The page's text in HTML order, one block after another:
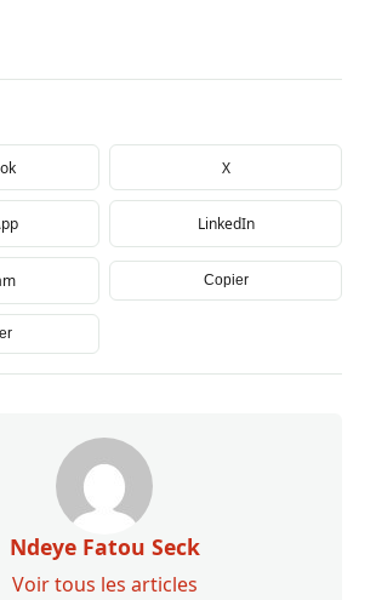
X
LinkedIn
Copier
Ndeye Fatou Seck
Voir tous les articles